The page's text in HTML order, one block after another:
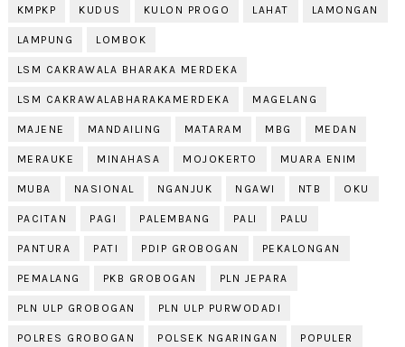
KMPKP KUDUS KULON PROGO LAHAT LAMONGAN
LAMPUNG LOMBOK
LSM CAKRAWALA BHARAKA MERDEKA
LSM CAKRAWALABHARAKAMERDEKA MAGELANG
MAJENE MANDAILING MATARAM MBG MEDAN
MERAUKE MINAHASA MOJOKERTO MUARA ENIM
MUBA NASIONAL NGANJUK NGAWI NTB OKU
PACITAN PAGI PALEMBANG PALI PALU
PANTURA PATI PDIP GROBOGAN PEKALONGAN
PEMALANG PKB GROBOGAN PLN JEPARA
PLN ULP GROBOGAN PLN ULP PURWODADI
POLRES GROBOGAN POLSEK NGARINGAN POPULER